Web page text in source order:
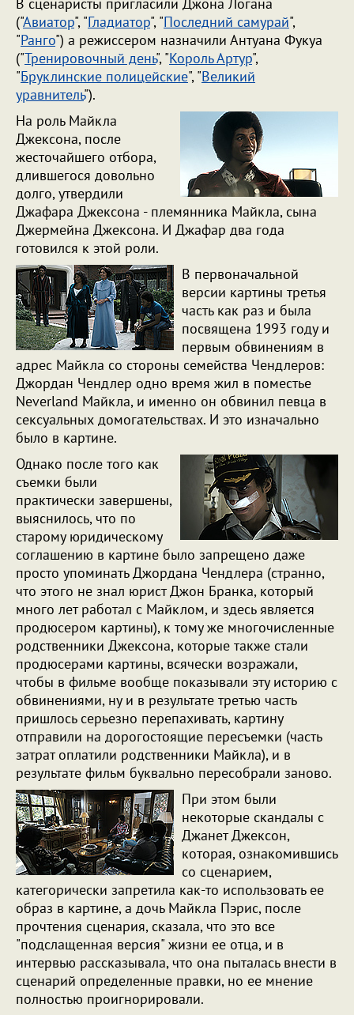
("Авиатор", "Гладиатор", "Последний самурай",
"Ранго") а режиссером назначили Антуана Фукуа
("Тренировочный день", "Король Артур",
"Бруклинские полицейские", "Великий
уравнитель").
На роль Майкла
Джексона, после
жесточайшего отбора,
длившегося довольно
долго, утвердили
Джафара Джексона - племянника Майкла, сына
Джермейна Джексона. И Джафар два года
готовился к этой роли.
В первоначальной
версии картины третья
часть как раз и была
посвящена 1993 году и
первым обвинениям в
адрес Майкла со стороны семейства Чендлеров:
Джордан Чендлер одно время жил в поместье
Neverland Майкла, и именно он обвинил певца в
сексуальных домогательствах. И это изначально
было в картине.
Однако после того как
съемки были
практически завершены,
выяснилось, что по
старому юридическому
соглашению в картине было запрещено даже
просто упоминать Джордана Чендлера (странно,
что этого не знал юрист Джон Бранка, который
много лет работал с Майклом, и здесь является
продюсером картины), к тому же многочисленные
родственники Джексона, которые также стали
продюсерами картины, всячески возражали,
чтобы в фильме вообще показывали эту историю с
обвинениями, ну и в результате третью часть
пришлось серьезно перепахивать, картину
отправили на дорогостоящие пересъемки (часть
затрат оплатили родственники Майкла), и в
результате фильм буквально пересобрали заново.
При этом были
некоторые скандалы с
Джанет Джексон,
которая, ознакомившись
со сценарием,
категорически запретила как-то использовать ее
образ в картине, а дочь Майкла Пэрис, после
прочтения сценария, сказала, что это все
"подслащенная версия" жизни ее отца, и в
интервью рассказывала, что она пыталась внести в
сценарий определенные правки, но ее мнение
полностью проигнорировали.